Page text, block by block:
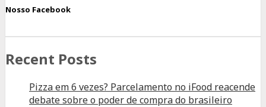
festas.
Nosso Facebook
Recent Posts
Pizza em 6 vezes? Parcelamento no iFood reacende
debate sobre o poder de compra do brasileiro